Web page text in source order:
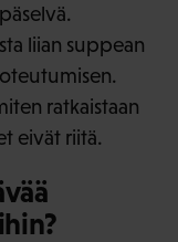
liian suppean
ratkaistaan
eivät riitä.